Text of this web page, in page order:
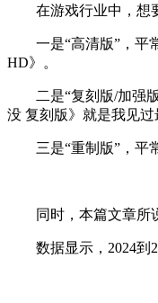
在游戏行业中，想要
一是“高清版”，平常
HD》。
二是“复刻版/加强版”
没 复刻版》就是我见过
三是“重制版”，平常
同时，本篇文章所说
数据显示，2024到